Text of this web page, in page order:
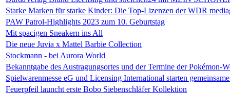
Starke Marken für starke Kinder: Die Top-Lizenzen der WDR
PAW Patrol-Highlights 2023 zum 10. Geburtstag
Mit spacigen Sneakern ins All
Die neue Juvia x Mattel Barbie Collection
Stockmann - bei Aurora World
Bekanntgabe des Austragungsortes und der Termine der Pokémon-
Spielwarenmesse eG und Licensing International starten
Feuerpfeil launcht erste Bobo Siebenschläfer Kollektion